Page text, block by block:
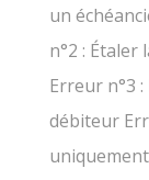
un
n°2 : Étaler
Erreur n°3
débiteur